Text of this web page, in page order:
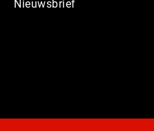
Nieuwsbrief